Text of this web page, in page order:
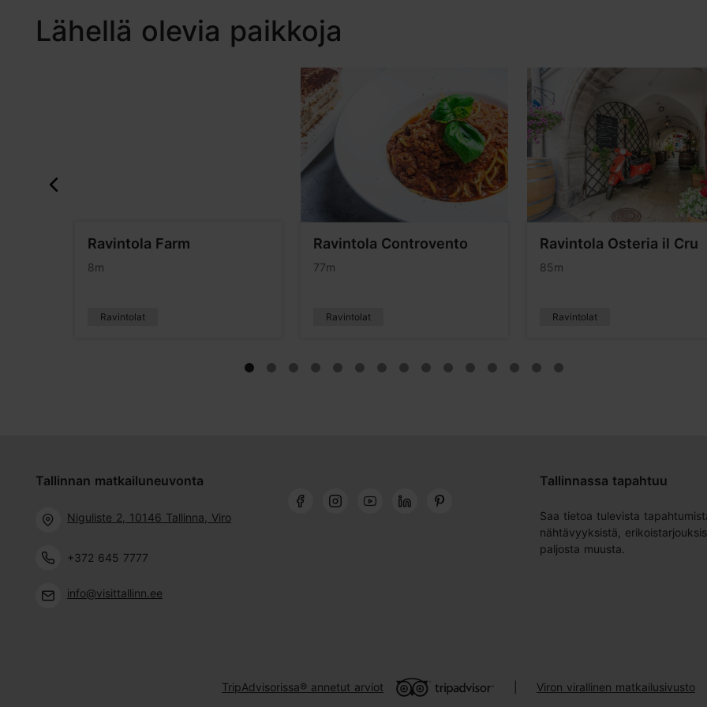
Lähellä olevia paikkoja
Ravintola Farm
8m
Ravintolat
Ravintola Controvento
77m
Ravintolat
Ravintola Osteria il Cru
85m
Ravintolat
Tallinnan matkailuneuvonta
Niguliste 2, 10146 Tallinna, Viro
+372 645 7777
info@visittallinn.ee
Tallinnassa tapahtuu
Saa tietoa tulevista
nähtävyyksistä,
paljosta muusta.
TripAdvisorissa® annetut arviot Viron virallinen matkailusivusto